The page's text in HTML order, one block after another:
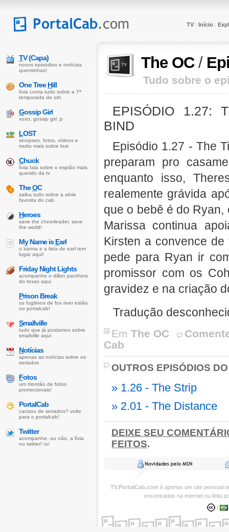
TV | Início |
The OC/
Tudo sobre o
EPISÓDIO 1.27:
BIND
Episódio 1.27 - The
preparam pro
enquanto isso,
realemente grávida
que o bebê é do
Marissa continua
Kirsten a convence
pede para Ryan ir
promissor com os
gravidez e na criação
Tradução
Em The OC
Cab
OUTROS EPISÓDIOS
» 1.26 - The Strip
» 2.01 - The Distance
DEIXE SEU
FEITOS.
TV (Capa)
novos episódios e notícias
quentinhas!
One TreeHill
lívia conta tudo sobre a 7ª
temporada de oth
Gossip Girl
xoxo, gossip girl :p
LOST
sinopses, fotos, vídeos e
muito mais sobre lost
Chuck
lívia fala sobre o espião mais
querido da tv
TheOC
saiba tudo sobre a série
favorita do cab
Heroes
save the cheerleader, save
the world!
My Name isEarl
o karma e a lista de earl tem
lugar aqui!
Friday Night Lights
acompanhe o dillon panthers
do texas aqui
Prison Break
os fugitivos de fox river estão
no portalcab!
Smallville
tudo que já postamos sobre
smallville aqui
Notícias
apenas as notícias sobre os
seriados
Fotos
um montão de fotos
promocionais!
PortalCab
cansou de seriados? volte
para o portalcab!
Twitter
acompanhe, ou não, a lívia
no twitter! \o/
TV.PortalCab.com é apenas um site pessoal
encontradas na internet ou feita
|